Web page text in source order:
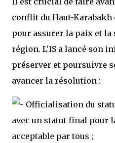
conflit du Haut-Karabakh
pour assurer la paix et la
région. L'IS a lancé son
préserver et poursuivre
avancer la résolution :
Officialisation du
avec un statut final pour
acceptable par tous ;